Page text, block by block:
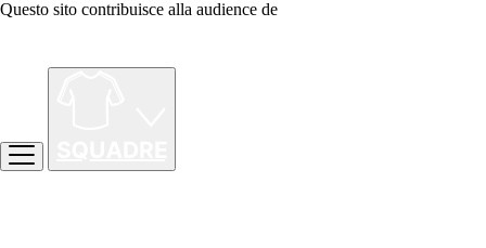
Questo sito contribuisce alla audience de